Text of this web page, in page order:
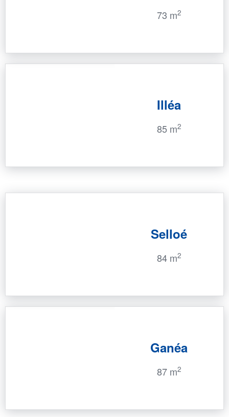
73 m2
Illéa
85 m2
Selloé
84 m2
Ganéa
87 m2